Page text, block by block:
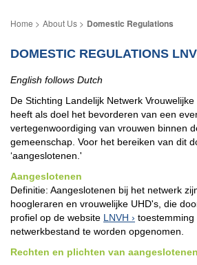
About Us Domestic Regulations
DOMESTIC REGULATIONS
English follows Dutch
De Stichting Landelijk Netwerk
heeft als doel het bevorderen van een
vertegenwoordiging van vrouwen binnen
gemeenschap. Voor het bereiken van dit
‘aangeslotenen.'
Aangeslotenen
Definitie: Aangeslotenen bij het netwerk
hoogleraren en vrouwelijke UHD's, die
profiel op de website LNVH
netwerkbestand te worden opgenomen.
Rechten en plichten van